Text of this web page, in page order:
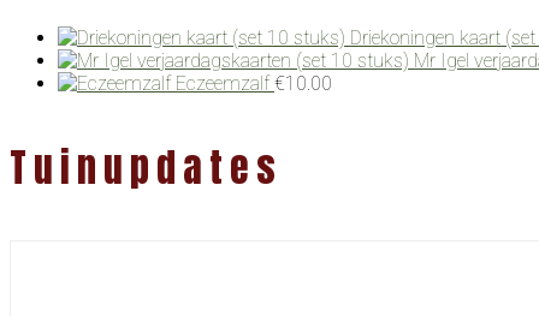
Driekoningen kaart
Mr Igel
Eczeemzalf €10.00
Tuinupdates